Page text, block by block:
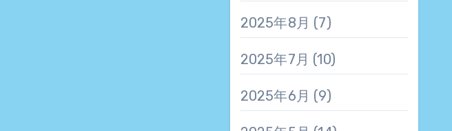
2025年8月 (7)
2025年7月 (10)
2025年6月 (9)